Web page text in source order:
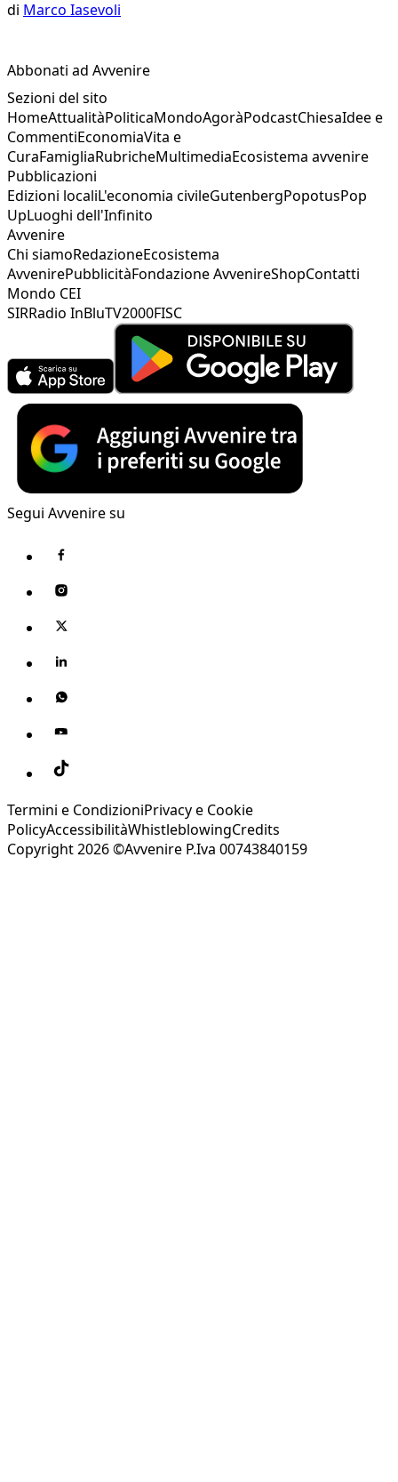
di Marco Iasevoli
Abbonati ad Avvenire
Sezioni del sito
HomeAttualitàPoliticaMondoAgoràPodcastChiesaIdee e
CommentiEconomiaVita e
CuraFamigliaRubricheMultimediaEcosistema avvenire
Pubblicazioni
Edizioni localiL'economia civileGutenbergPopotusPop
UpLuoghi dell'Infinito
Avvenire
Chi siamoRedazioneEcosistema
AvvenirePubblicitàFondazione AvvenireShopContatti
Mondo CEI
SIRRadio InBluTV2000FISC
Segui Avvenire su
Termini e CondizioniPrivacy e Cookie
PolicyAccessibilitàWhistleblowingCredits
Copyright 2026 ©Avvenire P.Iva 00743840159